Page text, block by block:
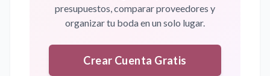
presupuestos, comparar proveedores y
organizar tu boda en un solo lugar.
Crear Cuenta Gratis